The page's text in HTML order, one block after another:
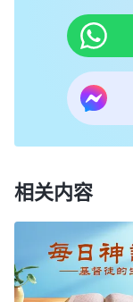
相关内容